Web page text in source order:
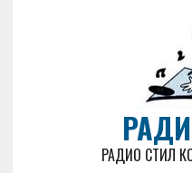
РАДИО СТИЛ